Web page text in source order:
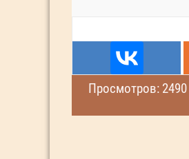
Просмотров: 2490